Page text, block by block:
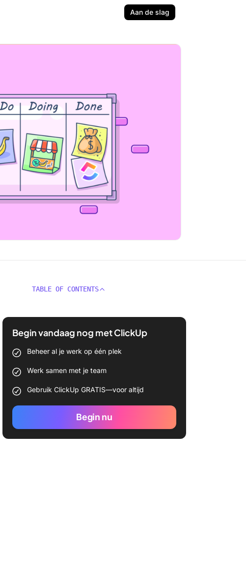
Aan de slag
TABLE OF CONTENTS
Begin vandaag nog met ClickUp
Beheer al je werk op één plek
Werk samen met je team
Gebruik ClickUp GRATIS—voor altijd
Begin nu